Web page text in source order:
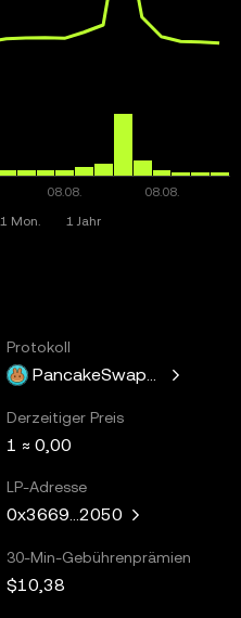
1 Mon. 1 Jahr
Protokoll
PancakeSwapV3
Derzeitiger Preis
1 ≈ 0,00
LP-Adresse
0x3669...2050
30-Min-Gebührenprämien
$10,38